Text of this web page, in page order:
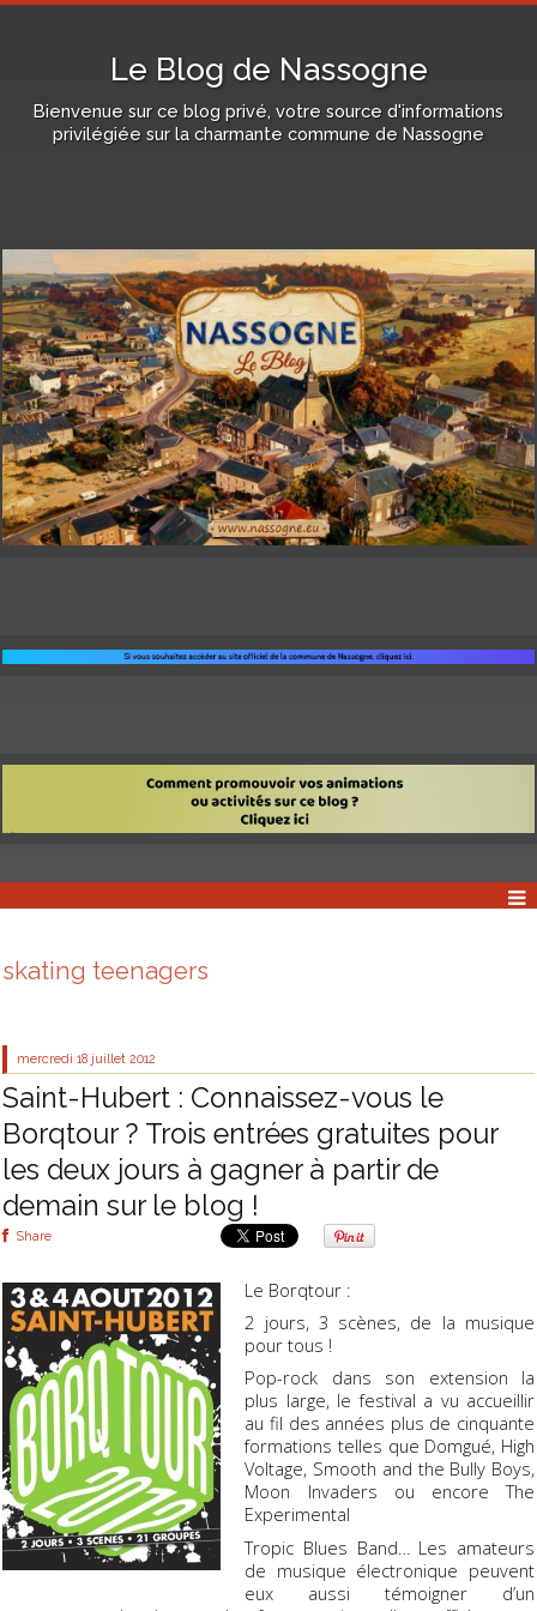
Le Blog de Nassogne
Bienvenue sur ce blog privé, votre source d'informations
privilégiée sur la charmante commune de Nassogne
skating teenagers
mercredi 18 juillet 2012
Saint-Hubert : Connaissez-vous le
Borqtour ? Trois entrées gratuites pour
les deux jours à gagner à partir de
demain sur le blog !
Share
Le Borqtour :
2 jours, 3 scènes, de la musique
pour tous !
Pop-rock dans son extension la
plus large, le festival a vu accueillir
au fil des années plus de cinquante
formations telles que Domgué, High
Voltage, Smooth and the Bully Boys,
Moon Invaders ou encore The
Experimental
Tropic Blues Band… Les amateurs
de musique électronique peuvent
eux aussi témoigner d’un